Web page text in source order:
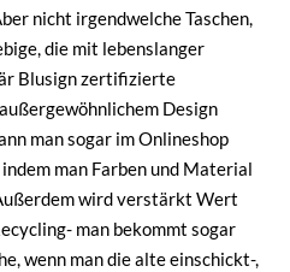
nicht irgendwelche Taschen,
die mit lebenslanger
Blusign zertifizierte
Design
man sogar im Onlineshop
man Farben und Material
wird verstärkt Wert
man bekommt sogar
wenn man die alte einschickt-,